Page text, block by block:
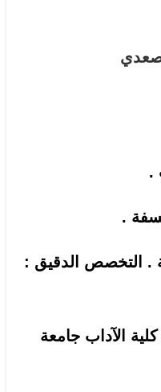
.
. التخصص الدقيق :
الآداب جامعة